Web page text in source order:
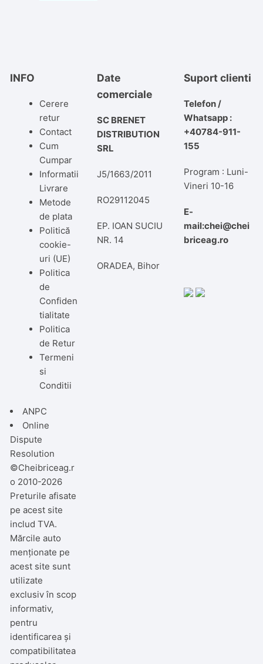
INFO
Cerere
retur
Contact
Cum
Cumpar
Informatii
Livrare
Metode
de plata
Politică
cookie-
uri (UE)
Politica
de
Confiden
tialitate
Politica
de Retur
Termeni
si
Conditii
ANPC
Online
Dispute
Resolution
Date
comerciale
SC BRENET
DISTRIBUTION
SRL
J5/1663/2011
RO29112045
EP. IOAN SUCIU
NR. 14
ORADEA, Bihor
Suport clienti
Telefon /
Whatsapp :
+40784-911-
155
Program : Luni-
Vineri 10-16
E-
mail:chei@chei
briceag.ro
©Cheibriceag.r
o 2010-2026
Preturile afisate
pe acest site
includ TVA.
Mărcile auto
menționate pe
acest site sunt
utilizate
exclusiv în scop
informativ,
pentru
identificarea și
compatibilitatea